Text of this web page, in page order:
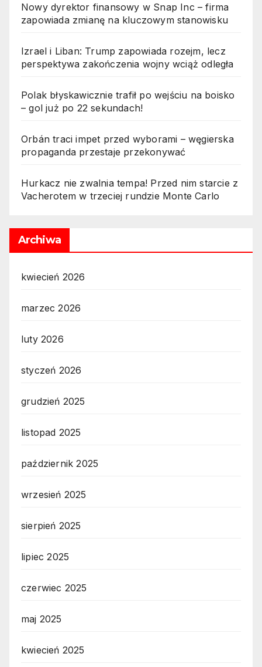
Nowy dyrektor finansowy w Snap Inc – firma
zapowiada zmianę na kluczowym stanowisku
Izrael i Liban: Trump zapowiada rozejm, lecz
perspektywa zakończenia wojny wciąż odległa
Polak błyskawicznie trafił po wejściu na boisko
– gol już po 22 sekundach!
Orbán traci impet przed wyborami – węgierska
propaganda przestaje przekonywać
Hurkacz nie zwalnia tempa! Przed nim starcie z
Vacherotem w trzeciej rundzie Monte Carlo
Archiwa
kwiecień 2026
marzec 2026
luty 2026
styczeń 2026
grudzień 2025
listopad 2025
październik 2025
wrzesień 2025
sierpień 2025
lipiec 2025
czerwiec 2025
maj 2025
kwiecień 2025